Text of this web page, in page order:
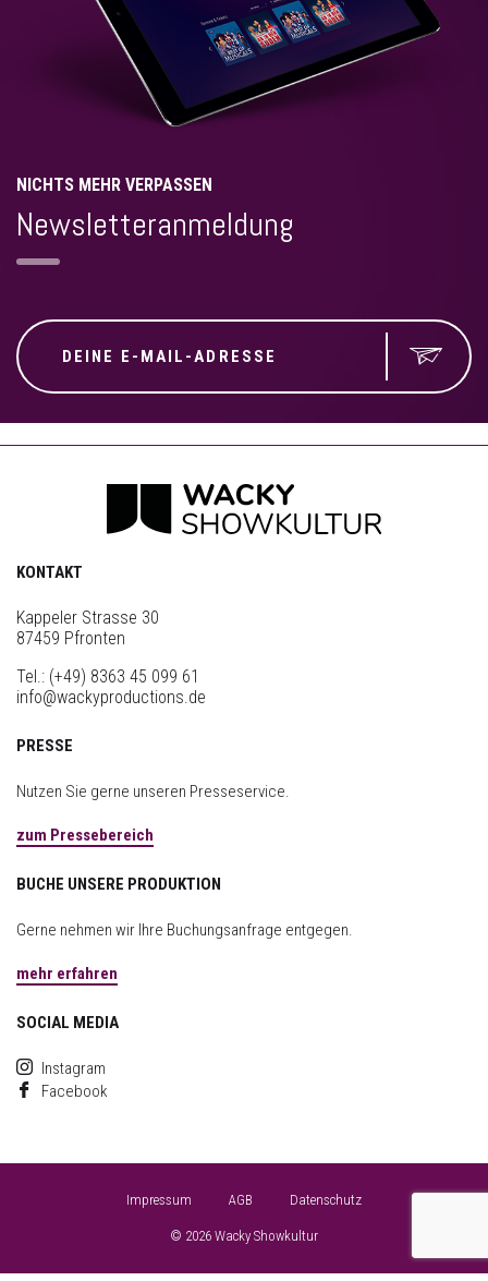
NICHTS MEHR VERPASSEN
Newsletteranmeldung
KONTAKT
Kappeler Strasse 30
87459 Pfronten
Tel.: (+49) 8363 45 099 61
info@wackyproductions.de
PRESSE
Nutzen Sie gerne unseren Presseservice.
zum Pressebereich
BUCHE UNSERE PRODUKTION
Gerne nehmen wir Ihre Buchungsanfrage entgegen.
mehr erfahren
SOCIAL MEDIA
Instagram
Facebook
© 2026 Wacky Showkultur
Impressum AGB Datenschutz